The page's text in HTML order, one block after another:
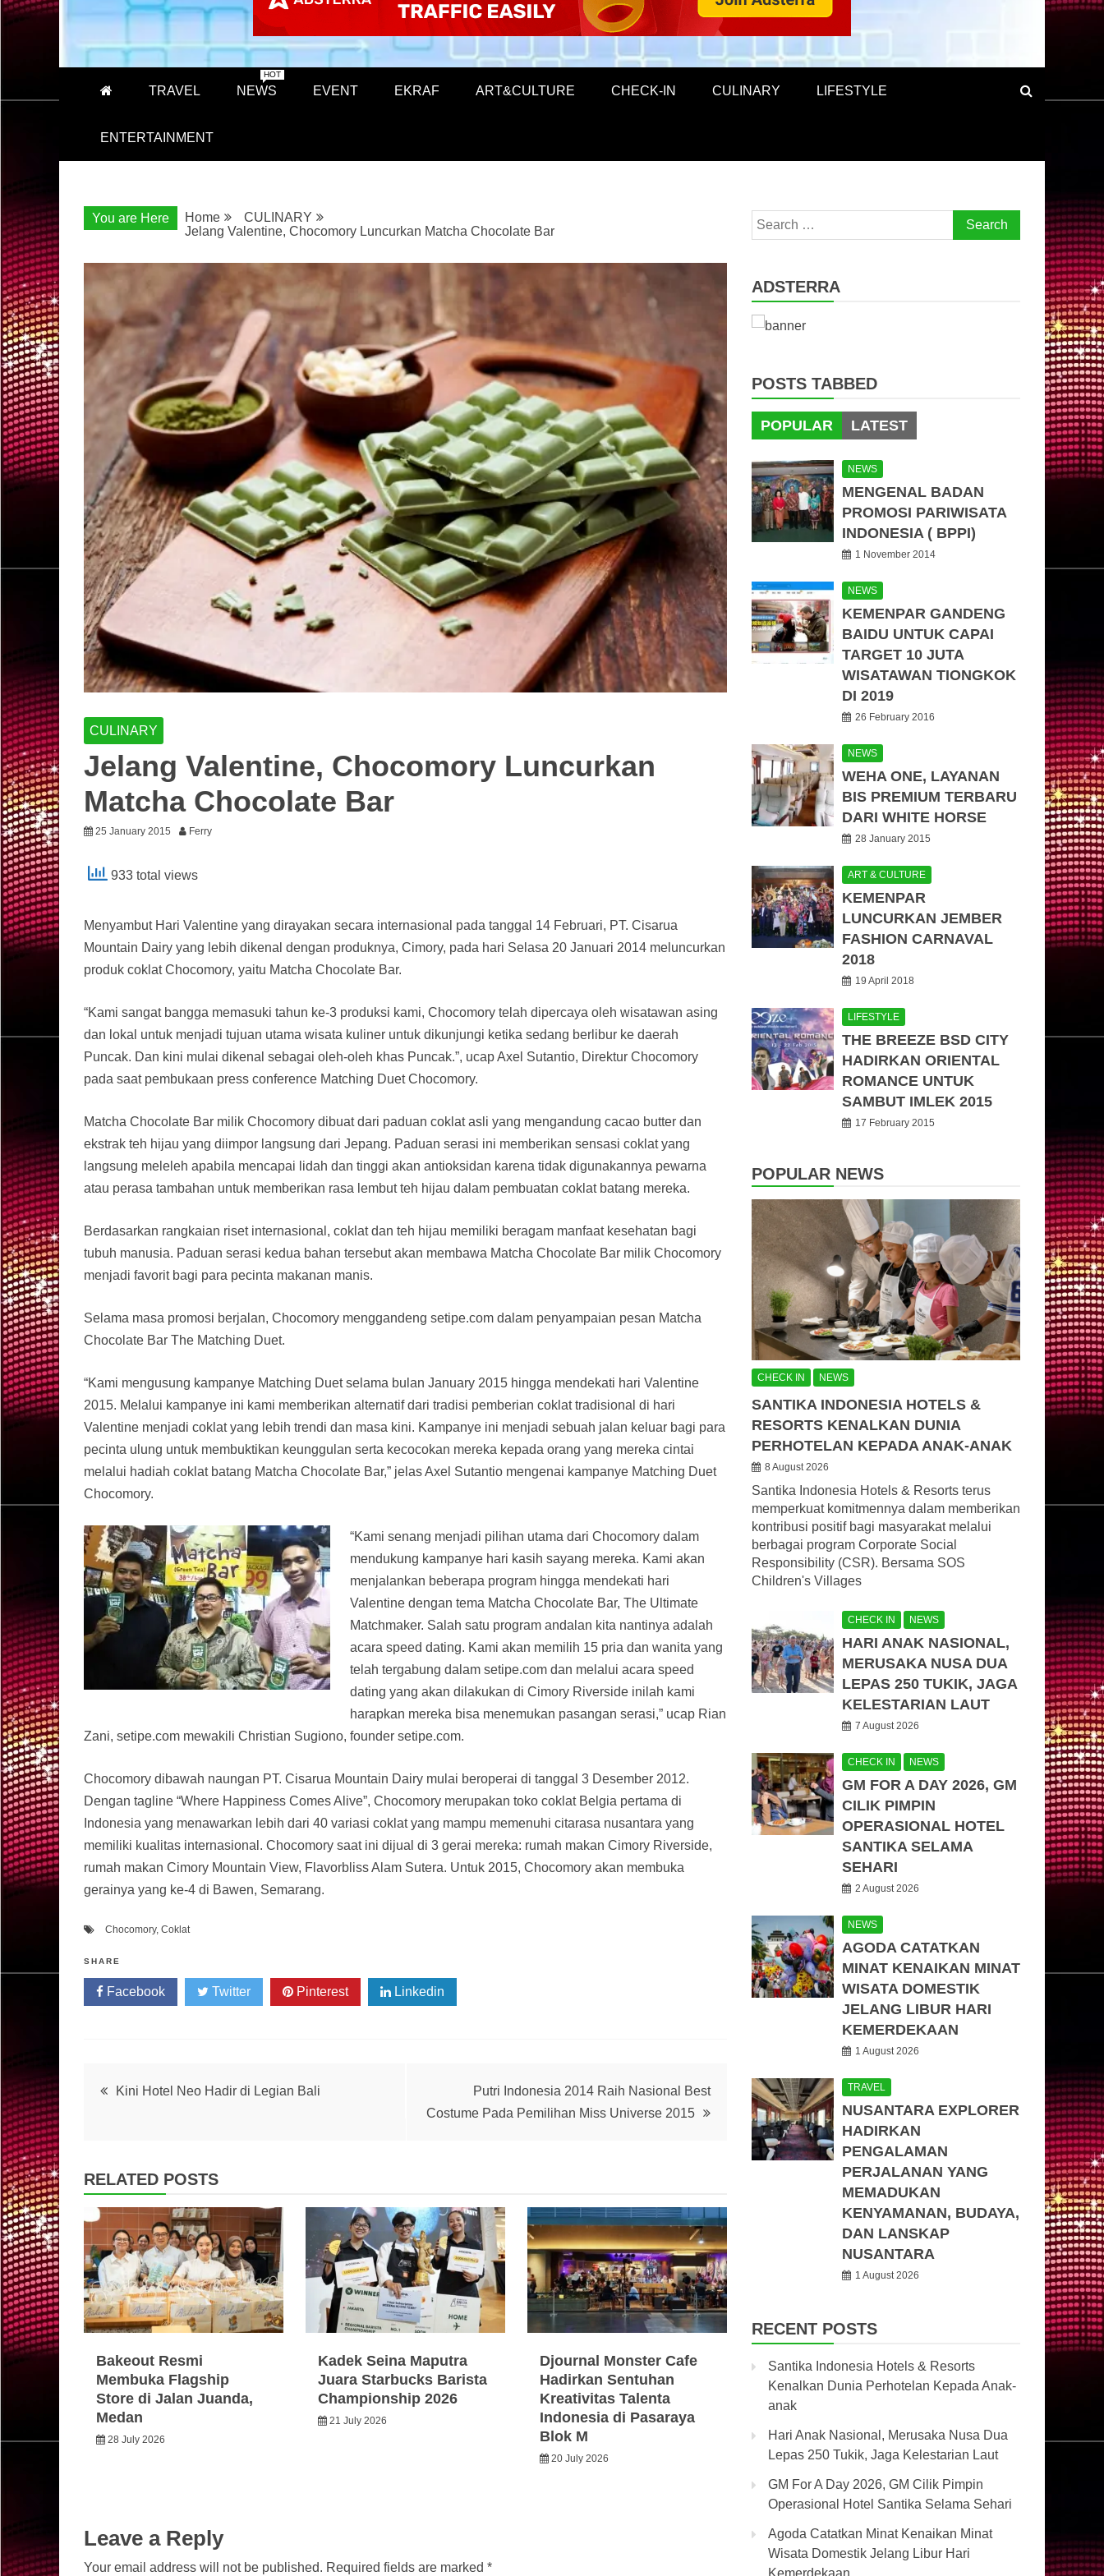
TRAVEL NEWS
HOT
EVENT EKRAF ART&CULTURE CHECK-IN CULINARY LIFESTYLE
ENTERTAINMENT
You are Here Home
CULINARY
Jelang Valentine, Chocomory Luncurkan Matcha Chocolate Bar
CULINARY
Jelang Valentine, Chocomory Luncurkan
Matcha Chocolate Bar
25 January 2015 Ferry
933 total views
Menyambut Hari Valentine yang dirayakan secara internasional pada tanggal 14 Februari, PT. Cisarua
Mountain Dairy yang lebih dikenal dengan produknya, Cimory, pada hari Selasa 20 Januari 2014 meluncurkan
produk coklat Chocomory, yaitu Matcha Chocolate Bar.
“Kami sangat bangga memasuki tahun ke-3 produksi kami, Chocomory telah dipercaya oleh wisatawan asing
dan lokal untuk menjadi tujuan utama wisata kuliner untuk dikunjungi ketika sedang berlibur ke daerah
Puncak. Dan kini mulai dikenal sebagai oleh-oleh khas Puncak.”, ucap Axel Sutantio, Direktur Chocomory
pada saat pembukaan press conference Matching Duet Chocomory.
Matcha Chocolate Bar milik Chocomory dibuat dari paduan coklat asli yang mengandung cacao butter dan
ekstrak teh hijau yang diimpor langsung dari Jepang. Paduan serasi ini memberikan sensasi coklat yang
langsung meleleh apabila mencapai lidah dan tinggi akan antioksidan karena tidak digunakannya pewarna
atau perasa tambahan untuk memberikan rasa lembut teh hijau dalam pembuatan coklat batang mereka.
Berdasarkan rangkaian riset internasional, coklat dan teh hijau memiliki beragam manfaat kesehatan bagi
tubuh manusia. Paduan serasi kedua bahan tersebut akan membawa Matcha Chocolate Bar milik Chocomory
menjadi favorit bagi para pecinta makanan manis.
Selama masa promosi berjalan, Chocomory menggandeng setipe.com dalam penyampaian pesan Matcha
Chocolate Bar The Matching Duet.
“Kami mengusung kampanye Matching Duet selama bulan January 2015 hingga mendekati hari Valentine
2015. Melalui kampanye ini kami memberikan alternatif dari tradisi pemberian coklat tradisional di hari
Valentine menjadi coklat yang lebih trendi dan masa kini. Kampanye ini menjadi sebuah jalan keluar bagi para
pecinta ulung untuk membuktikan keunggulan serta kecocokan mereka kepada orang yang mereka cintai
melalui hadiah coklat batang Matcha Chocolate Bar,” jelas Axel Sutantio mengenai kampanye Matching Duet
Chocomory.
“Kami senang menjadi pilihan utama dari Chocomory dalam
mendukung kampanye hari kasih sayang mereka. Kami akan
menjalankan beberapa program hingga mendekati hari
Valentine dengan tema Matcha Chocolate Bar, The Ultimate
Matchmaker. Salah satu program andalan kita nantinya adalah
acara speed dating. Kami akan memilih 15 pria dan wanita yang
telah tergabung dalam setipe.com dan melalui acara speed
dating yang akan dilakukan di Cimory Riverside inilah kami
harapkan mereka bisa menemukan pasangan serasi,” ucap Rian
Zani, setipe.com mewakili Christian Sugiono, founder setipe.com.
Chocomory dibawah naungan PT. Cisarua Mountain Dairy mulai beroperai di tanggal 3 Desember 2012.
Dengan tagline “Where Happiness Comes Alive”, Chocomory merupakan toko coklat Belgia pertama di
Indonesia yang menawarkan lebih dari 40 variasi coklat yang mampu memenuhi citarasa nusantara yang
memiliki kualitas internasional. Chocomory saat ini dijual di 3 gerai mereka: rumah makan Cimory Riverside,
rumah makan Cimory Mountain View, Flavorbliss Alam Sutera. Untuk 2015, Chocomory akan membuka
gerainya yang ke-4 di Bawen, Semarang.
Chocomory, Coklat
SHARE
Facebook Twitter Pinterest Linkedin
PostKini Hotel Neo Hadir di Legian Bali
Putri Indonesia 2014 Raih Nasional Best
Costume Pada Pemilihan Miss Universe 2015
RELATED POSTS
Bakeout Resmi
Membuka Flagship
Store di Jalan Juanda,
Medan
28 July 2026
Kadek Seina Maputra
Juara Starbucks Barista
Championship 2026
21 July 2026
Djournal Monster Cafe
Hadirkan Sentuhan
Kreativitas Talenta
Indonesia di Pasaraya
Blok M
20 July 2026
Leave a Reply
Your email address will not be published. Required fields are marked *
Search
for:
ADSTERRA
POSTS TABBED
POPULAR LATEST
NEWS
MENGENAL BADAN
PROMOSI PARIWISATA
INDONESIA ( BPPI)
1 November 2014
NEWS
KEMENPAR GANDENG
BAIDU UNTUK CAPAI
TARGET 10 JUTA
WISATAWAN TIONGKOK
DI 2019
26 February 2016
NEWS
WEHA ONE, LAYANAN
BIS PREMIUM TERBARU
DARI WHITE HORSE
28 January 2015
ART & CULTURE
KEMENPAR
LUNCURKAN JEMBER
FASHION CARNAVAL
2018
19 April 2018
LIFESTYLE
THE BREEZE BSD CITY
HADIRKAN ORIENTAL
ROMANCE UNTUK
SAMBUT IMLEK 2015
17 February 2015
POPULAR NEWS
CHECK IN NEWS
SANTIKA INDONESIA HOTELS &
RESORTS KENALKAN DUNIA
PERHOTELAN KEPADA ANAK-ANAK
8 August 2026
Santika Indonesia Hotels & Resorts terus
memperkuat komitmennya dalam memberikan
kontribusi positif bagi masyarakat melalui
berbagai program Corporate Social
Responsibility (CSR). Bersama SOS
Children's Villages
CHECK IN NEWS
HARI ANAK NASIONAL,
MERUSAKA NUSA DUA
LEPAS 250 TUKIK, JAGA
KELESTARIAN LAUT
7 August 2026
CHECK IN NEWS
GM FOR A DAY 2026, GM
CILIK PIMPIN
OPERASIONAL HOTEL
SANTIKA SELAMA
SEHARI
2 August 2026
NEWS
AGODA CATATKAN
MINAT KENAIKAN MINAT
WISATA DOMESTIK
JELANG LIBUR HARI
KEMERDEKAAN
1 August 2026
TRAVEL
NUSANTARA EXPLORER
HADIRKAN
PENGALAMAN
PERJALANAN YANG
MEMADUKAN
KENYAMANAN, BUDAYA,
DAN LANSKAP
NUSANTARA
1 August 2026
RECENT POSTS
Santika Indonesia Hotels & Resorts
Kenalkan Dunia Perhotelan Kepada Anak-
anak
Hari Anak Nasional, Merusaka Nusa Dua
Lepas 250 Tukik, Jaga Kelestarian Laut
GM For A Day 2026, GM Cilik Pimpin
Operasional Hotel Santika Selama Sehari
Agoda Catatkan Minat Kenaikan Minat
Wisata Domestik Jelang Libur Hari